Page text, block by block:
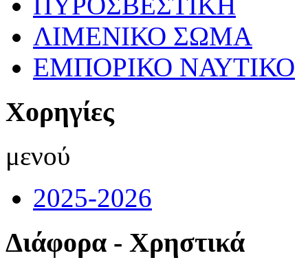
ΛΙΜΕΝΙΚΟ ΣΩΜΑ
ΕΜΠΟΡΙΚΟ ΝΑΥΤΙΚΟ
Χορηγίες
μενού
2025-2026
Διάφορα - Χρηστικά